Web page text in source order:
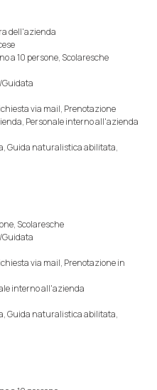
dell'azienda
a 10 persone, Scolaresche
via mail, Prenotazione
Personale interno all'azienda
Guida naturalistica abilitata,
Scolaresche
via mail, Prenotazione in
interno all'azienda
Guida naturalistica abilitata,